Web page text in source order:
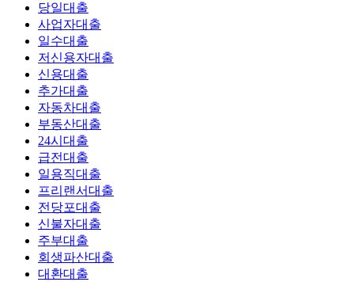
당일대출
사업자대출
일수대출
저신용자대출
신용대출
추가대출
자동차대출
부동산대출
24시대출
급전대출
일용직대출
프리랜서대출
전당포대출
신불자대출
주부대출
회생파산대출
대환대출